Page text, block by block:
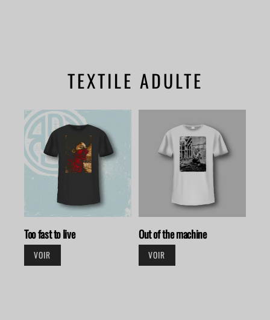
TEXTILE ADULTE
Too fast to live
VOIR
Out of the machine
VOIR